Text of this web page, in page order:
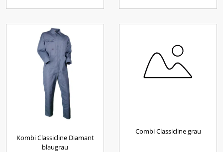
Kombi Classicline Diamant
blaugrau
Combi Classicline grau